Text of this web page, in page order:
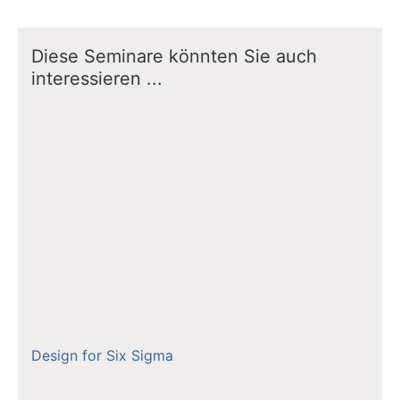
Diese Seminare könnten Sie auch
interessieren ...
Design for Six Sigma